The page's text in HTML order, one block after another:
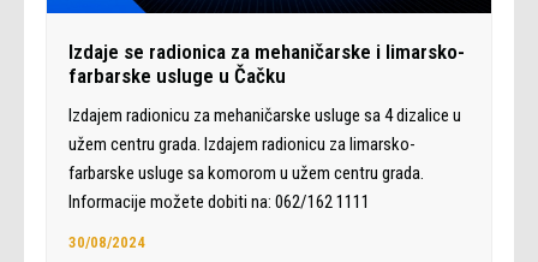
Izdaje se radionica za mehaničarske i limarsko-
farbarske usluge u Čačku
Izdajem radionicu za mehaničarske usluge sa 4 dizalice u
užem centru grada. Izdajem radionicu za limarsko-
farbarske usluge sa komorom u užem centru grada.
Informacije možete dobiti na: 062/162 1111
30/08/2024